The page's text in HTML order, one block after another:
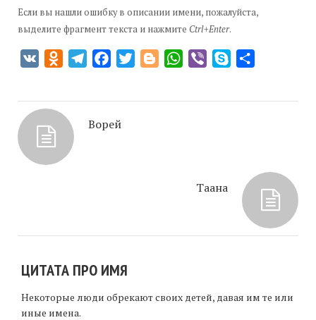
Если вы нашли ошибку в описании имени, пожалуйста,
выделите фрагмент текста и нажмите Ctrl+Enter.
VK Odnoklassniki
TelegramFacebookTwitterBloggerWhatsApp
Viber Skype
Ворей
Таана
ЦИТАТА ПРО ИМЯ
Некоторые люди обрекают своих детей, давая им те или
иные имена.